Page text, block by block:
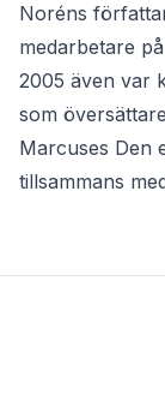
Noréns
medarbetare
2005 även var
som
Marcuses Den
tillsammans